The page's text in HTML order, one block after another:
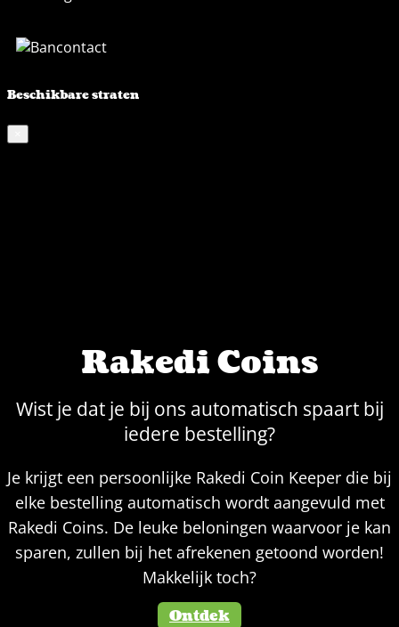
Beschikbare straten
Rakedi Coins
Wist je dat je bij ons automatisch spaart bij
iedere bestelling?
Je krijgt een persoonlijke Rakedi Coin Keeper die bij
elke bestelling automatisch wordt aangevuld met
Rakedi Coins. De leuke beloningen waarvoor je kan
sparen, zullen bij het afrekenen getoond worden!
Makkelijk toch?
Ontdek